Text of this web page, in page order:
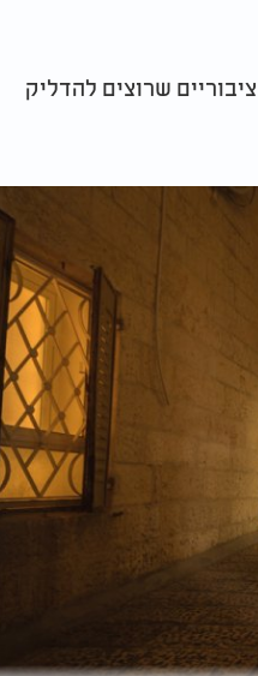
שרוצים להדליק